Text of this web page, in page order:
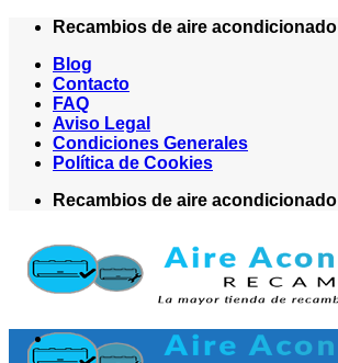
Saltar
contenido
Recambios de aire acondicionado
Blog
Contacto
FAQ
Aviso Legal
Condiciones Generales
Política de Cookies
Recambios de aire acondicionado